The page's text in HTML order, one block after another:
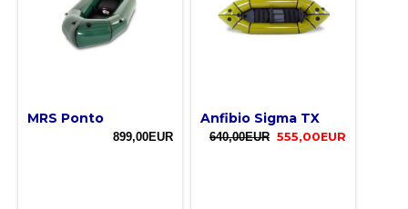
MRS Ponto
899,00EUR
Anfibio Sigma TX
640,00EUR 555,00EUR